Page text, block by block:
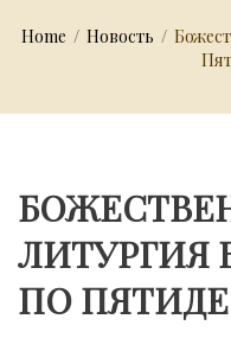
Home / Новость /
ЛИТУРГИЯ
ПО